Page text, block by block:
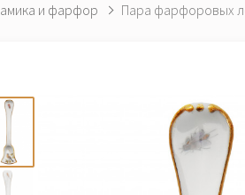
и фарфор Пара фарфоровых